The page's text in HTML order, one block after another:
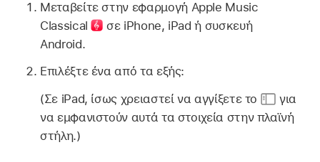
Μεταβείτε στην εφαρμογήApple Music
Classical
σε iPhone, iPad ή συσκευή
Android.
Επιλέξτε ένα από τα εξής:
(Σε iPad, ίσως χρειαστεί να αγγίξετε το
για
να εμφανιστούν αυτά τα στοιχεία στην πλαϊνή
στήλη.)